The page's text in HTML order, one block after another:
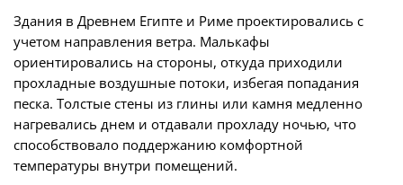
Здания в Древнем Египте и Риме проектировались с
учетом направления ветра. Малькафы
ориентировались на стороны, откуда приходили
прохладные воздушные потоки, избегая попадания
песка. Толстые стены из глины или камня медленно
нагревались днем и отдавали прохладу ночью, что
способствовало поддержанию комфортной
температуры внутри помещений.